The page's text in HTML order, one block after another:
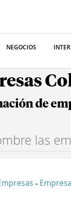
NEGOCIOS
de
-